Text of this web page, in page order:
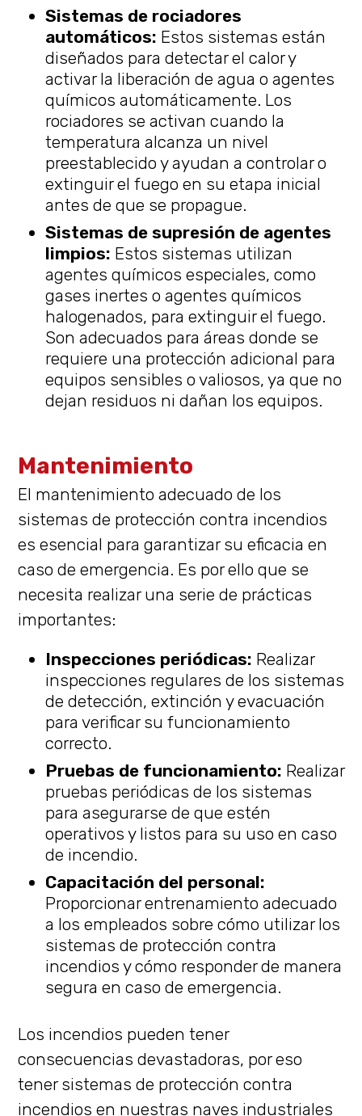
Sistemas de rociadores
automáticos: Estos sistemas están
diseñados para detectar el calor y
activar la liberación de agua o agentes
químicos automáticamente. Los
rociadores se activan cuando la
temperatura alcanza un nivel
preestablecido y ayudan a controlar o
extinguir el fuego en su etapa inicial
antes de que se propague.
Sistemas de supresión de agentes
limpios: Estos sistemas utilizan
agentes químicos especiales, como
gases inertes o agentes químicos
halogenados, para extinguir el fuego.
Son adecuados para áreas donde se
requiere una protección adicional para
equipos sensibles o valiosos, ya que no
dejan residuos ni dañan los equipos.
Mantenimiento
El mantenimiento adecuado de los
sistemas de protección contra incendios
es esencial para garantizar su eficacia en
caso de emergencia. Es por ello que se
necesita realizar una serie de prácticas
importantes:
Inspecciones periódicas: Realizar
inspecciones regulares de los sistemas
de detección, extinción y evacuación
para verificar su funcionamiento
correcto.
Pruebas de funcionamiento: Realizar
pruebas periódicas de los sistemas
para asegurarse de que estén
operativos y listos para su uso en caso
de incendio.
Capacitación del personal:
Proporcionar entrenamiento adecuado
a los empleados sobre cómo utilizar los
sistemas de protección contra
incendios y cómo responder de manera
segura en caso de emergencia.
Los incendios pueden tener
consecuencias devastadoras, por eso
tener sistemas de protección contra
incendios en nuestras naves industriales